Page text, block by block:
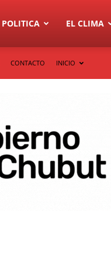
POLITICA EL CLIMA
CONTACTO INICIO